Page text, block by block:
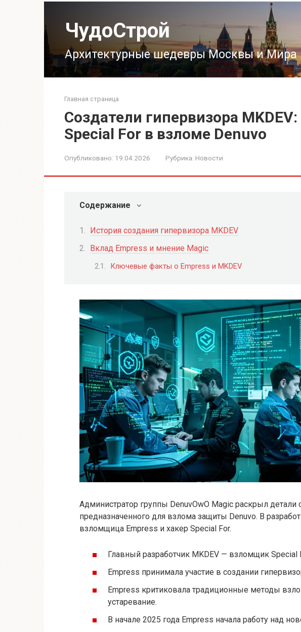
ЧудоСтрой
Архитектурные шедевры Москвы и Мира
Главная страница
Создатели гипервизора
Special For в взломе Denuvo
Опубликовано: 19.04.2026 Рубрика: Новости
Содержание
История создания гипервизора MKDEV
Вклад Empress и мнение Magic
Ключевые факты о Empress и MKDEV
Администратор группы DenuvOwO Magic раскрыл детали
предназначенного для взлома защиты Denuvo. В
взломщица Empress и хакер Special For.
Главный разработчик MKDEV — взломщик Special
Empress принимала участие в создании
Empress критиковала традиционные методы
устаревание.
В начале 2025 года Empress начала работу над